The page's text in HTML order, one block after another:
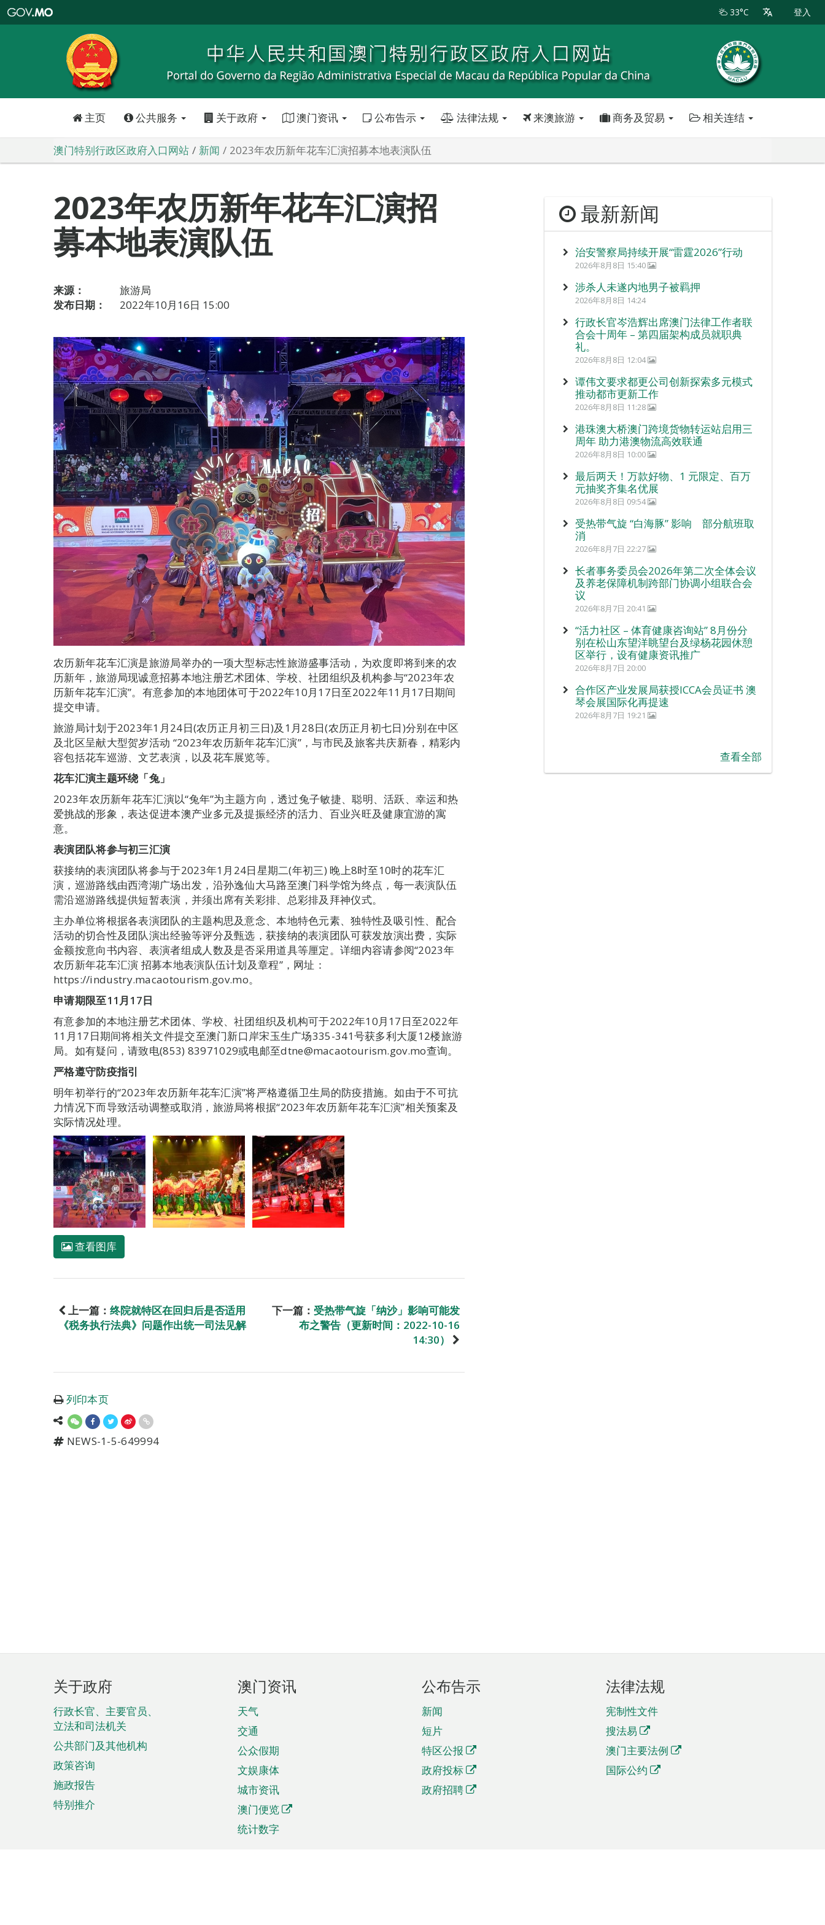
特
政
区
政
口
33°C 登入
主页 公共服务 关于政府 澳门资讯 公布告示 法律法规 来澳旅游 商务及贸易 相关连结
澳门特别行政区政府入口网站 新闻 2023年农历新年花车汇演招募本地表演队伍
2023年农历新年花车汇演招
募本地表演队伍
来源：
旅游局
发布日期：
2022年10月16日 15:00
农历新年花车汇演是旅游局举办的一项大型标志性旅游盛事活动，为欢度即将到来的农
历新年，旅游局现诚意招募本地注册艺术团体、学校、社团组织及机构参与“2023年农
历新年花车汇演”。有意参加的本地团体可于2022年10月17日至2022年11月17日期间
提交申请。
旅游局计划于2023年1月24日(农历正月初三日)及1月28日(农历正月初七日)分别在中区
及北区呈献大型贺岁活动 “2023年农历新年花车汇演”，与市民及旅客共庆新春，精彩内
容包括花车巡游、文艺表演，以及花车展览等。
花车汇演主题环绕「兔」
2023年农历新年花车汇演以“兔年”为主题方向，透过兔子敏捷、聪明、活跃、幸运和热
爱挑战的形象，表达促进本澳产业多元及提振经济的活力、百业兴旺及健康宜游的寓
意。
表演团队将参与初三汇演
获接纳的表演团队将参与于2023年1月24日星期二(年初三) 晚上8时至10时的花车汇
演，巡游路线由西湾湖广场出发，沿孙逸仙大马路至澳门科学馆为终点，每一表演队伍
需沿巡游路线提供短暂表演，并须出席有关彩排、总彩排及拜神仪式。
主办单位将根据各表演团队的主题构思及意念、本地特色元素、独特性及吸引性、配合
活动的切合性及团队演出经验等评分及甄选，获接纳的表演团队可获发放演出费，实际
金额按意向书内容、表演者组成人数及是否采用道具等厘定。详细内容请参阅“2023年
农历新年花车汇演 招募本地表演队伍计划及章程”，网址：
https://industry.macaotourism.gov.mo。
申请期限至11月17日
有意参加的本地注册艺术团体、学校、社团组织及机构可于2022年10月17日至2022年
11月17日期间将相关文件提交至澳门新口岸宋玉生广场335-341号获多利大厦12楼旅游
局。如有疑问，请致电(853) 83971029或电邮至dtne@macaotourism.gov.mo查询。
严格遵守防疫指引
明年初举行的“2023年农历新年花车汇演”将严格遵循卫生局的防疫措施。如由于不可抗
力情况下而导致活动调整或取消，旅游局将根据“2023年农历新年花车汇演”相关预案及
实际情况处理。
查看图库
上一篇： 终院就特区在回归后是否适用
《税务执行法典》问题作出统一司法见解
下一篇： 受热带气旋「纳沙」影响可能发
布之警告（更新时间：2022-10-16
14:30）
列印本页
NEWS-1-5-649994
最新新闻
治安警察局持续开展“雷霆2026”行动
2026年8月8日 15:40
涉杀人未遂内地男子被羁押
2026年8月8日 14:24
行政长官岑浩辉出席澳门法律工作者联
合会十周年 – 第四届架构成员就职典
礼。
2026年8月8日 12:04
谭伟文要求都更公司创新探索多元模式
推动都市更新工作
2026年8月8日 11:28
港珠澳大桥澳门跨境货物转运站启用三
周年 助力港澳物流高效联通
2026年8月8日 10:00
最后两天！万款好物、1 元限定、百万
元抽奖齐集名优展
2026年8月8日 09:54
受热带气旋 “白海豚” 影响 部分航班取
消
2026年8月7日 22:27
长者事务委员会2026年第二次全体会议
及养老保障机制跨部门协调小组联合会
议
2026年8月7日 20:41
“活力社区 – 体育健康咨询站” 8月份分
别在松山东望洋眺望台及绿杨花园休憩
区举行，设有健康资讯推广
2026年8月7日 20:00
合作区产业发展局获授ICCA会员证书 澳
琴会展国际化再提速
2026年8月7日 19:21
查看全部
页
脚
菜
单
关于政府
行政长官、主要官员、
立法和司法机关
公共部门及其他机构
政策咨询
施政报告
特别推介
澳门资讯
天气
交通
公众假期
文娱康体
城市资讯
澳门便览
统计数字
公布告示
新闻
短片
特区公报
政府投标
政府招聘
法律法规
宪制性文件
搜法易
澳门主要法例
国际公约